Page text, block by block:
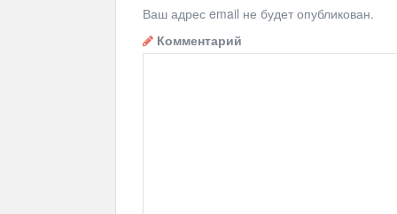
Ваш адрес email не будет опубликован.
Комментарий